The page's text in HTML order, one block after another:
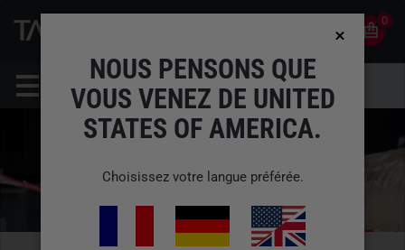
0
NOUS PENSONS QUE
VOUS VENEZ DE UNITED
STATES OF AMERICA.
Choisissez votre langue préférée.